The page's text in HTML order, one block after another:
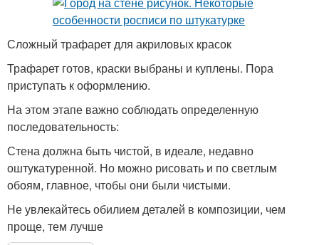
Сложный трафарет для акриловых красок
Трафарет готов, краски выбраны и куплены. Пора
приступать к оформлению.
На этом этапе важно соблюдать определенную
последовательность:
Стена должна быть чистой, в идеале, недавно
оштукатуренной. Но можно рисовать и по светлым
обоям, главное, чтобы они были чистыми.
Не увлекайтесь обилием деталей в композиции, чем
проще, тем лучше